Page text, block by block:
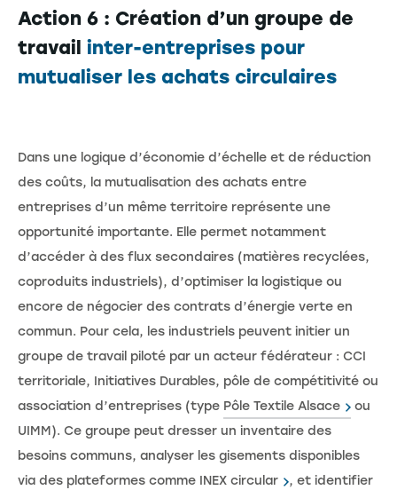
Action 6 : Création d’un groupe de
travail inter-entreprises pour
mutualiser les achats circulaires
Dans une logique d’économie d’échelle et de réduction
des coûts, la mutualisation des achats entre
entreprises d’un même territoire représente une
opportunité importante. Elle permet notamment
d’accéder à des flux secondaires (matières recyclées,
coproduits industriels), d’optimiser la logistique ou
encore de négocier des contrats d’énergie verte en
commun. Pour cela, les industriels peuvent initier un
groupe de travail piloté par un acteur fédérateur : CCI
territoriale, Initiatives Durables, pôle de compétitivité ou
association d’entreprises (type Pôle Textile Alsace
ou
UIMM). Ce groupe peut dresser un inventaire des
besoins communs, analyser les gisements disponibles
via des plateformes comme INEX circular
, et identifier